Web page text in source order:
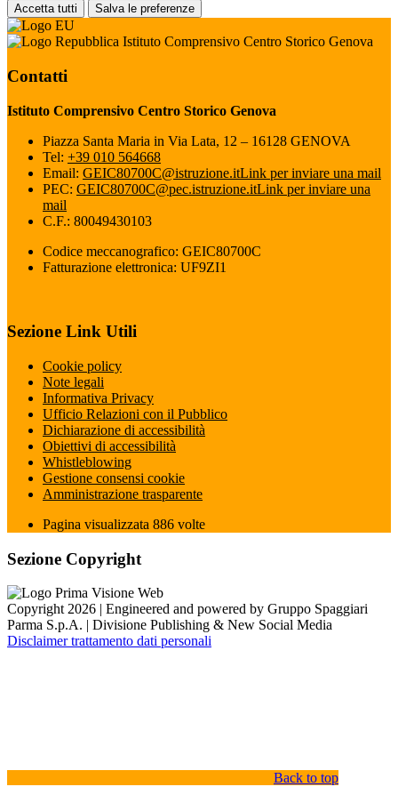
Accetta tutti Salva le preferenze
Istituto Comprensivo Centro Storico Genova
Contatti
Istituto Comprensivo Centro Storico Genova
Piazza Santa Maria in Via Lata, 12 – 16128 GENOVA
Tel: +39 010 564668
Email: GEIC80700C@istruzione.itLink per inviare una mail
PEC: GEIC80700C@pec.istruzione.itLink per inviare una
mail
C.F.: 80049430103
Codice meccanografico: GEIC80700C
Fatturazione elettronica: UF9ZI1
Sezione Link Utili
Cookie policy
Note legali
Informativa Privacy
Ufficio Relazioni con il Pubblico
Dichiarazione di accessibilità
Obiettivi di accessibilità
Whistleblowing
Gestione consensi cookie
Amministrazione trasparente
Pagina visualizzata 886 volte
Sezione Copyright
Copyright 2026 | Engineered and powered by Gruppo Spaggiari
Parma S.p.A. | Divisione Publishing & New Social Media
Disclaimer trattamento dati personali
Back to top